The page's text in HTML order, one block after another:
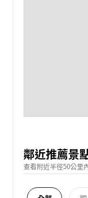
鄰近推薦景
查看附近半徑50公里